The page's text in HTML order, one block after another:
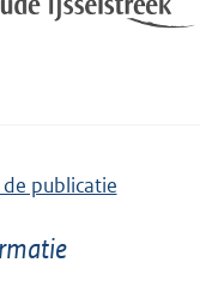
publicatie